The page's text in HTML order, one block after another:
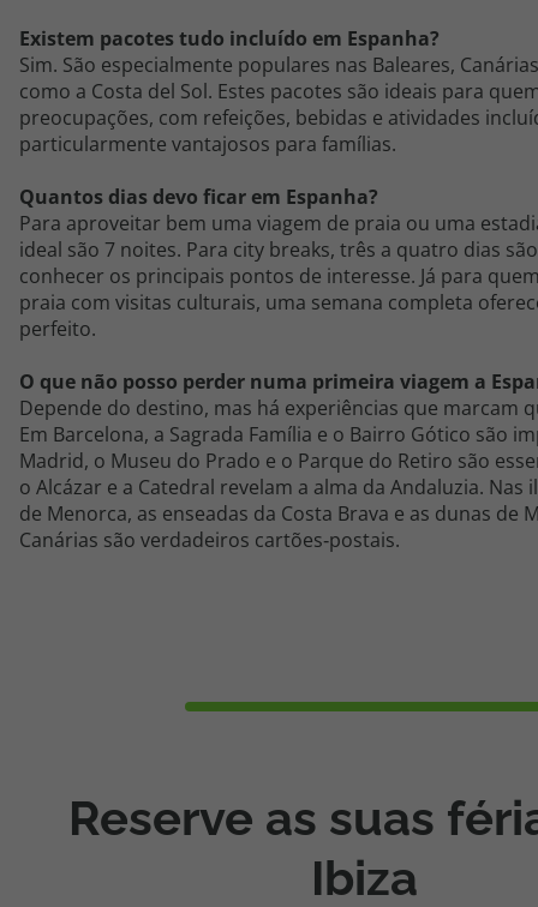
Existem pacotes tudo incluído em Espanha?
Sim. São especialmente populares nas Baleares,
como a Costa del Sol. Estes pacotes são ideais para
preocupações, com refeições, bebidas e atividades
particularmente vantajosos para famílias.
Quantos dias devo ficar em Espanha?
Para aproveitar bem uma viagem de praia ou uma
ideal são 7 noites. Para city breaks, três a quatro dias
conhecer os principais pontos de interesse. Já para
praia com visitas culturais, uma semana completa
perfeito.
O que não posso perder numa primeira viagem a
Depende do destino, mas há experiências que marcam
Em Barcelona, a Sagrada Família e o Bairro Gótico são
Madrid, o Museu do Prado e o Parque do Retiro são
o Alcázar e a Catedral revelam a alma da Andaluzia. Nas
de Menorca, as enseadas da Costa Brava e as dunas de
Canárias são verdadeiros cartões‑postais.
Reserve as suas
Ibiza